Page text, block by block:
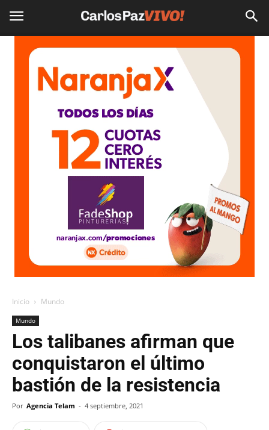
Inicio Mundo
Mundo
Los talibanes afirman que
conquistaron el último
bastión de la resistencia
Por Agencia Telam - 4 septiembre, 2021